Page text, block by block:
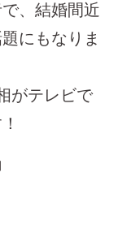
、結婚間近
にもなりま
がテレビで